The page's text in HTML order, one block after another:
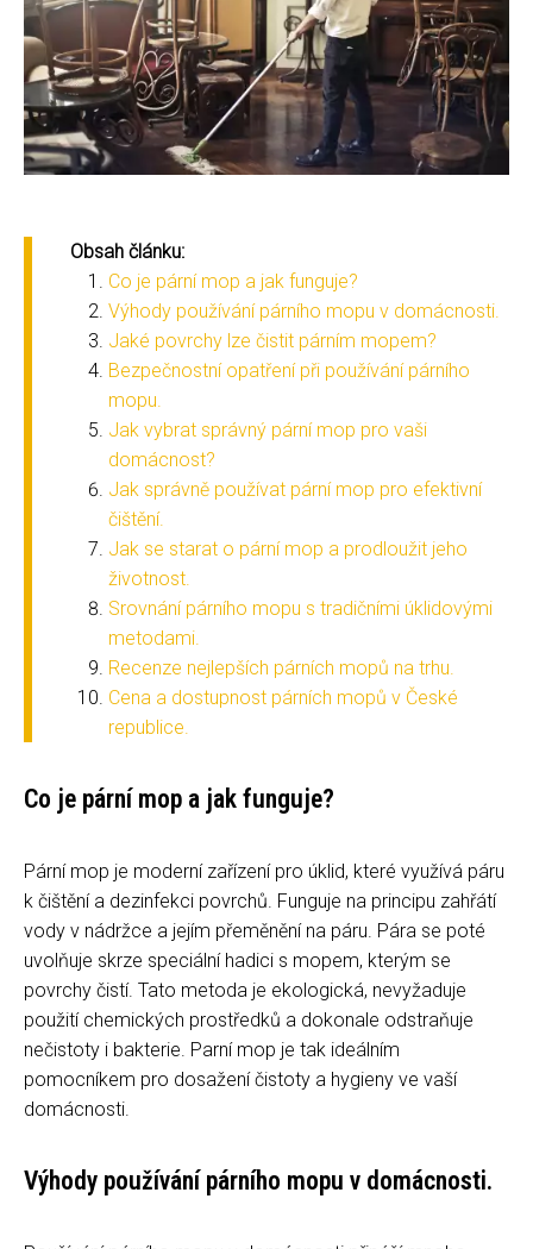
Obsah článku:
Co je pární mop a jak funguje?
Výhody používání párního mopu v domácnosti.
Jaké povrchy lze čistit párním mopem?
Bezpečnostní opatření při používání párního
mopu.
Jak vybrat správný pární mop pro vaši
domácnost?
Jak správně používat pární mop pro efektivní
čištění.
Jak se starat o pární mop a prodloužit jeho
životnost.
Srovnání párního mopu s tradičními úklidovými
metodami.
Recenze nejlepších párních mopů na trhu.
Cena a dostupnost párních mopů v České
republice.
Co je pární mop a jak funguje?
Pární mop je moderní zařízení pro úklid, které využívá páru
k čištění a dezinfekci povrchů. Funguje na principu zahřátí
vody v nádržce a jejím přeměnění na páru. Pára se poté
uvolňuje skrze speciální hadici s mopem, kterým se
povrchy čistí. Tato metoda je ekologická, nevyžaduje
použití chemických prostředků a dokonale odstraňuje
nečistoty i bakterie. Parní mop je tak ideálním
pomocníkem pro dosažení čistoty a hygieny ve vaší
domácnosti.
Výhody používání párního mopu v domácnosti.